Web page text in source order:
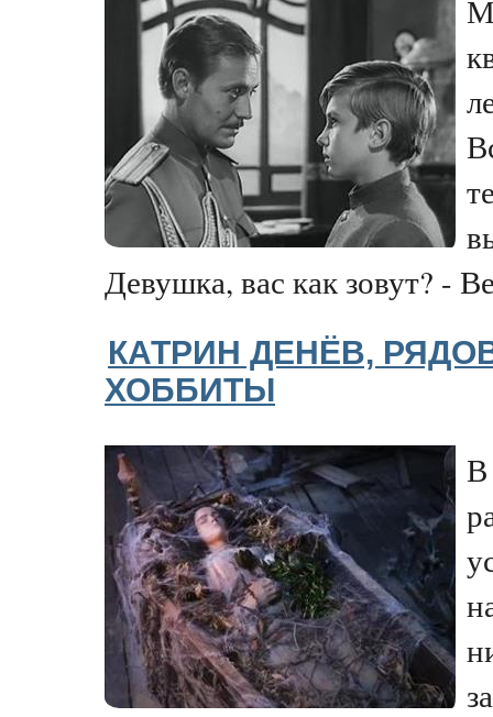
Девушка, вас как зовут? -
КАТРИН ДЕНЁВ,
ХОББИТЫ
В